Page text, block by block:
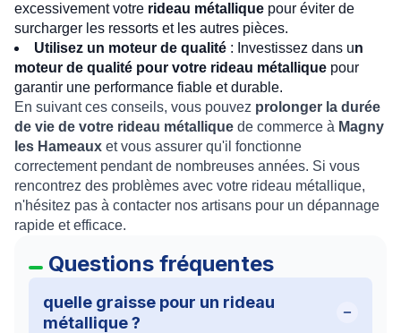
excessivement votre rideau métallique pour éviter de
surcharger les ressorts et les autres pièces.
Utilisez un moteur de qualité : Investissez dans un
moteur de qualité pour votre rideau métallique pour
garantir une performance fiable et durable.
En suivant ces conseils, vous pouvez prolonger la durée
de vie de votre rideau métallique de commerce à Magny
les Hameaux et vous assurer qu'il fonctionne
correctement pendant de nombreuses années. Si vous
rencontrez des problèmes avec votre rideau métallique,
n'hésitez pas à contacter nos artisans pour un dépannage
rapide et efficace.
Questions fréquentes
quelle graisse pour un rideau
métallique ?